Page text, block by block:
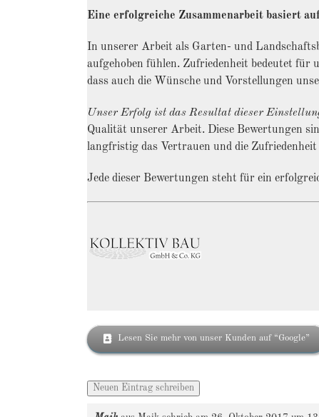
Eine erfolgreiche Zusammenarbeit basiert
In unserer Arbeit als Garten- und
aufgehoben fühlen. Zufriedenheit bedeutet
dass auch die Wünsche und Vorstellungen
Unser Erfolg ist das Resultat dieser
Qualität unserer Arbeit. Diese Bewertungen
langfristig das Vertrauen und die
Jede dieser Bewertungen steht für ein
Lesen Sie mehr von unser Kunden auf “Google”